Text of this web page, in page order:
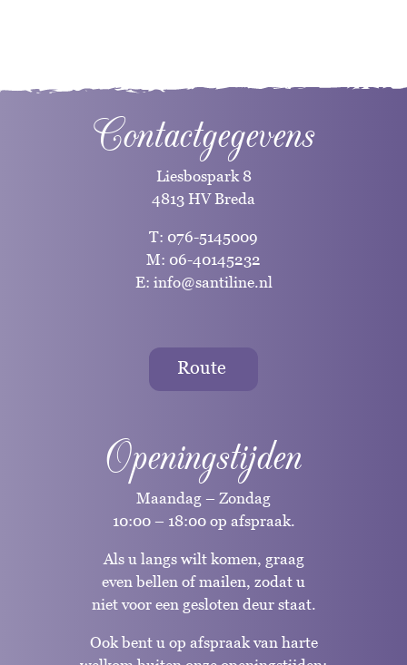
Contactgegevens
Liesbospark 8
4813 HV Breda
T: 076-5145009
M: 06-40145232
E: info@santiline.nl
Route
Openingstijden
Maandag – Zondag
10:00 – 18:00 op afspraak.
Als u langs wilt komen, graag
even bellen of mailen, zodat u
niet voor een gesloten deur staat.
Ook bent u op afspraak van harte